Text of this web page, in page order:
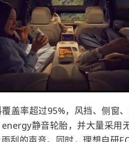
盖率超过95%，风挡、侧窗
静音轮胎，并大量采用